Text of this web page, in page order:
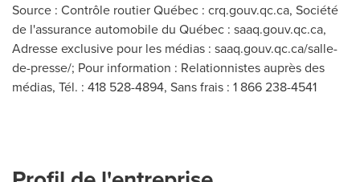
Source : Contrôle routier Québec : crq.gouv.qc.ca, Société
de l'assurance automobile du Québec : saaq.gouv.qc.ca,
Adresse exclusive pour les médias : saaq.gouv.qc.ca/salle-
de-presse/; Pour information : Relationnistes auprès des
médias, Tél. : 418 528-4894, Sans frais : 1 866 238-4541